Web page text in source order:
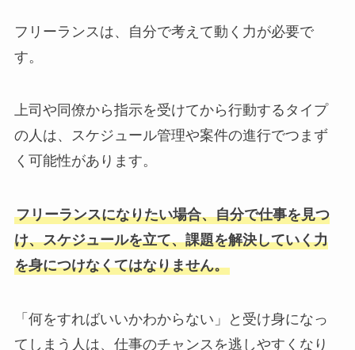
フリーランスは、自分で考えて動く力が必要で
す。
上司や同僚から指示を受けてから行動するタイプ
の人は、スケジュール管理や案件の進行でつまず
く可能性があります。
フリーランスになりたい場合、自分で仕事を見つ
け、スケジュールを立て、課題を解決していく力
を身につけなくてはなりません。
「何をすればいいかわからない」と受け身になっ
てしまう人は、仕事のチャンスを逃しやすくなり